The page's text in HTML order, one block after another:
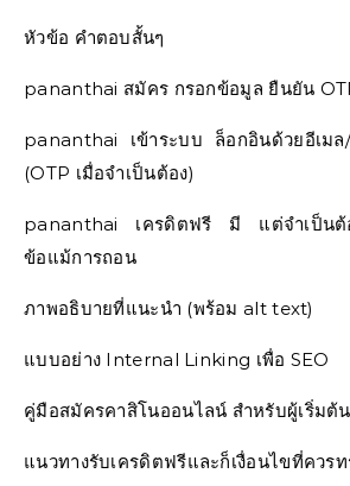
หัวข้อ คำตอบสั้นๆ
pananthai สมัคร กรอกข้อมูล ยืนยัน
pananthai เข้าระบบ ล็อกอินด้วยอีเม
(OTP เมื่อจำเป็นต้อง)
pananthai เครดิตฟรี มี แต่จำเป็นต้อ
ข้อแม้การถอน
ภาพอธิบายที่แนะนำ (พร้อม alt text)
แบบอย่าง Internal Linking เพื่อ SEO
คู่มือสมัครคาสิโนออนไลน์ สำหรับผู้เริ่มต้น
แนวทางรับเครดิตฟรีและก็เงื่อนไขที่ควร